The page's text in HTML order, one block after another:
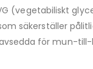
(vegetabiliskt
säkerställer
för mun-